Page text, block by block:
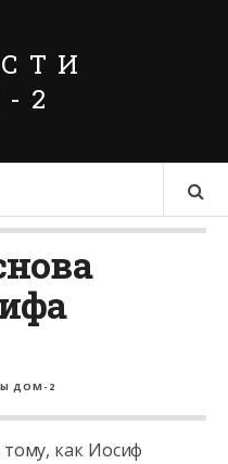
2
ДОМ-2
как Иосиф